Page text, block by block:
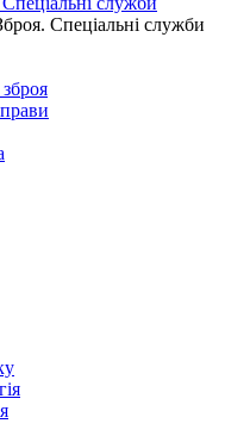
Спеціальні служби
зброя